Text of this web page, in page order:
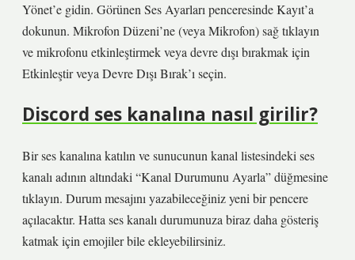
Yönet’e gidin. Görünen Ses Ayarları penceresinde Kayıt’a
dokunun. Mikrofon Düzeni’ne (veya Mikrofon) sağ tıklayın
ve mikrofonu etkinleştirmek veya devre dışı bırakmak için
Etkinleştir veya Devre Dışı Bırak’ı seçin.
Discord ses kanalına nasıl girilir?
Bir ses kanalına katılın ve sunucunun kanal listesindeki ses
kanalı adının altındaki “Kanal Durumunu Ayarla” düğmesine
tıklayın. Durum mesajını yazabileceğiniz yeni bir pencere
açılacaktır. Hatta ses kanalı durumunuza biraz daha gösteriş
katmak için emojiler bile ekleyebilirsiniz.